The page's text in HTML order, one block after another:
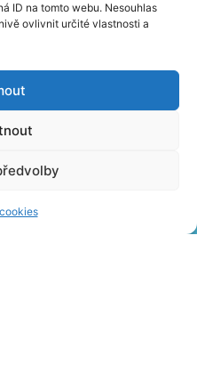
ID na tomto webu. Nesouhlas
ovlivnit určité vlastnosti a
Návštěvní řády